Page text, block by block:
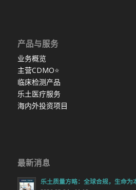
产品与服务
业务概览
主营CDMO⭐
临床检测产品
乐土医疗服务
海内外投资项目
最新消息
乐土质量方略：全球合规，生命为